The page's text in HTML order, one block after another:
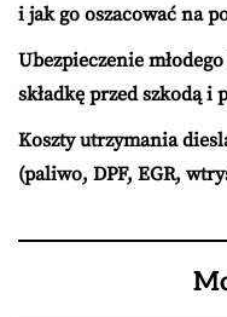
i jak go oszacować na
Ubezpieczenie
składkę przed szkodą i
Koszty utrzymania
(paliwo, DPF, EGR,